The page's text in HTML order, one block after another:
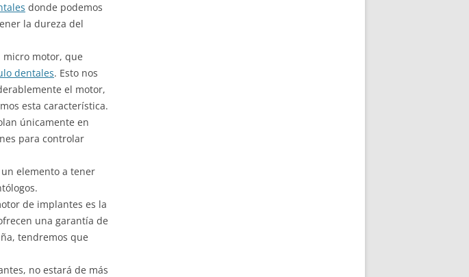
donde podemos
la dureza del
micro motor, que
dentales. Esto nos
el motor,
esta característica.
únicamente en
para controlar
elemento a tener
de implantes es la
una garantía de
tendremos que
no estará de más